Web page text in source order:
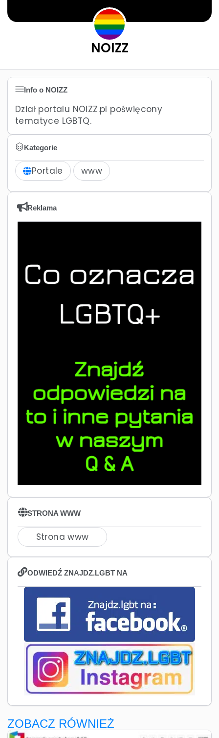
NOIZZ
Info o NOIZZ
Dział portalu NOIZZ.pl poświęcony
tematyce LGBTQ.
Kategorie
Portale www
Reklama
STRONA WWW
Strona www
ODWIEDŹ ZNAJDZ.LGBT NA
ZOBACZ RÓWNIEŻ